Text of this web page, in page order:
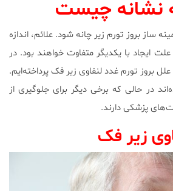
نشانه چیست
ساز بروز تورم زیر چانه شود. علائم، اندازه
ایجاد با یکدیگر متفاوت خواهند بود. در
بروز تورم غدد لنفاوی زیر فک پرداخته‌ایم.
در حالی که برخی دیگر برای جلوگیری از
پزشکی دارند.
زیر فک